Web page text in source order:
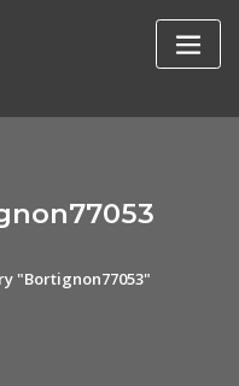
"Bortignon77053"